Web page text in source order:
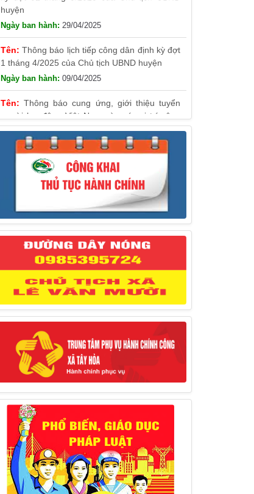
Thông báo lịch tiếp công dân định kỳ đợt
09/04/2025
Thông báo cung ứng, giới thiệu tuyển
việc dự kiến tuyển người lao động nước ngoài
31/03/2025
Thông báo treo cờ Tổ quốc nhân kỷ
niệm 50 năm Ngày giải phóng tỉnh Phú Yên
(01/4/1975 – 01/4/2025)
28/03/2025
Thông báo giới thiệu, cung ứng lao động
Việt Nam cho Liên danh Hengtong
International Engineering Co.,Ltd
27/03/2025
Thông báo đăng ký tiếp công dân định
kỳ đợt 02 tháng 3/2025 của Chủ tịch UBND
huyện
12/03/2025
Thông báo lịch công tác của Chủ tịch,
các Phó Chủ tịch UBND huyện và Phó Chủ
tịch Hội đồng nhân dân huyện (Từ ngày
10/3/2025 – 14/3/2025)
10/03/2025
Thông báo tổ chức thực hiện Cưỡng chế
buộc thực hiện biện pháp khắc phục hậu quả
trong lĩnh vực đất đai
17/06/2025
Thông báo đăng ký tiếp công dân định